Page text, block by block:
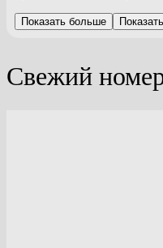
Показать больше
Свежий